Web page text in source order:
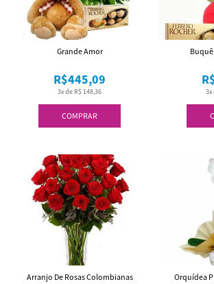
COMPRAR
3x de R$ 148,36
R$445,09
Grande Amor
3x
Arranjo De Rosas Colombianas
Orquídea